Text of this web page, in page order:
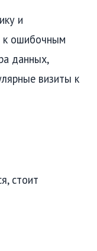
и
к ошибочным
данных,
визиты к
стоит